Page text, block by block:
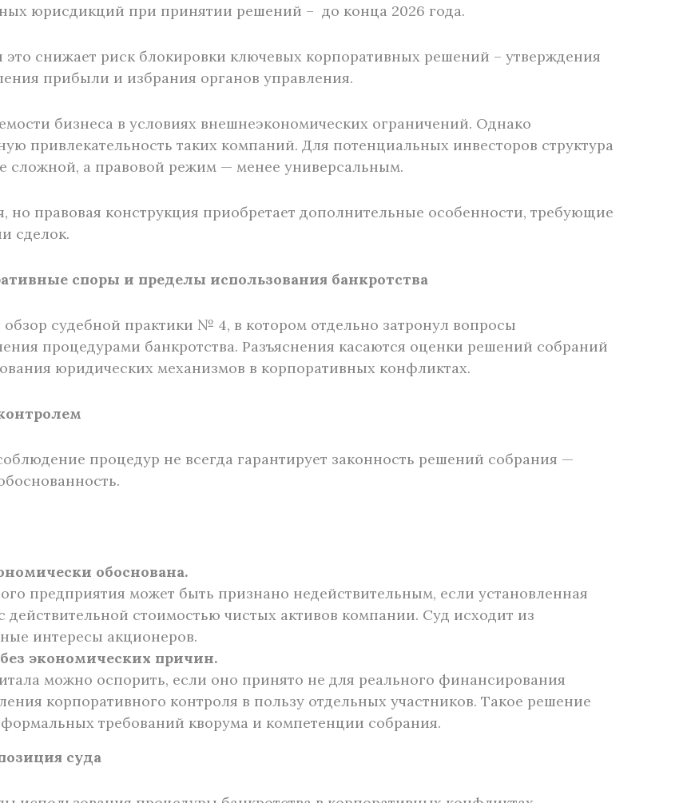
юрисдикций при принятии решений – до конца 2026 года.
снижает риск блокировки ключевых корпоративных решений – утверждения
прибыли и избрания органов управления.
бизнеса в условиях внешнеэкономических ограничений. Однако
привлекательность таких компаний. Для потенциальных инвесторов структура
сложной, а правовой режим — менее универсальным.
но правовая конструкция приобретает дополнительные особенности, требующие
сделок.
споры и пределы использования банкротства
судебной практики № 4, в котором отдельно затронул вопросы
процедурами банкротства. Разъяснения касаются оценки решений собраний
юридических механизмов в корпоративных конфликтах.
процедур не всегда гарантирует законность решений собрания —
обоснована.
предприятия может быть признано недействительным, если установленная
действительной стоимостью чистых активов компании. Суд исходит из
интересы акционеров.
экономических причин.
можно оспорить, если оно принято не для реального финансирования
корпоративного контроля в пользу отдельных участников. Такое решение
требований кворума и компетенции собрания.
суда